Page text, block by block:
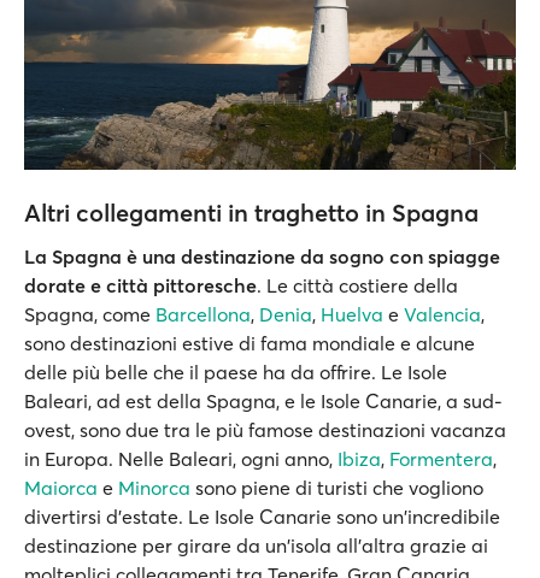
Altri collegamenti in traghetto in Spagna
La Spagna è una destinazione da sogno con spiagge
dorate e città pittoresche. Le città costiere della
Spagna, come Barcellona, Denia, Huelva e Valencia,
sono destinazioni estive di fama mondiale e alcune
delle più belle che il paese ha da offrire. Le Isole
Baleari, ad est della Spagna, e le Isole Canarie, a sud-
ovest, sono due tra le più famose destinazioni vacanza
in Europa. Nelle Baleari, ogni anno, Ibiza, Formentera,
Maiorca e Minorca sono piene di turisti che vogliono
divertirsi d'estate. Le Isole Canarie sono un'incredibile
destinazione per girare da un'isola all'altra grazie ai